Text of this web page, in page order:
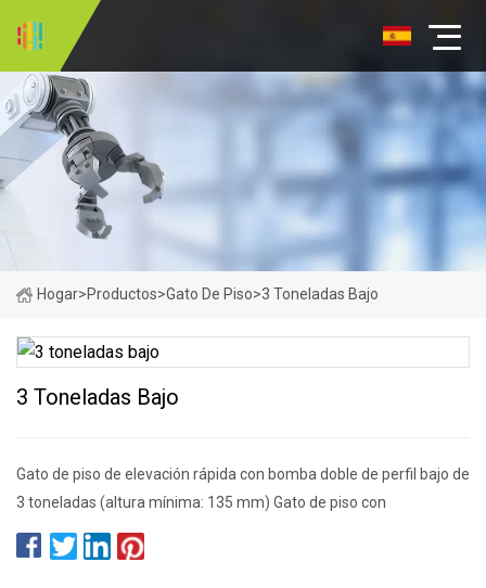
Hogar>Productos>Gato De Piso>3 Toneladas Bajo
3 Toneladas Bajo
Gato de piso de elevación rápida con bomba doble de perfil bajo de
3 toneladas (altura mínima: 135 mm) Gato de piso con